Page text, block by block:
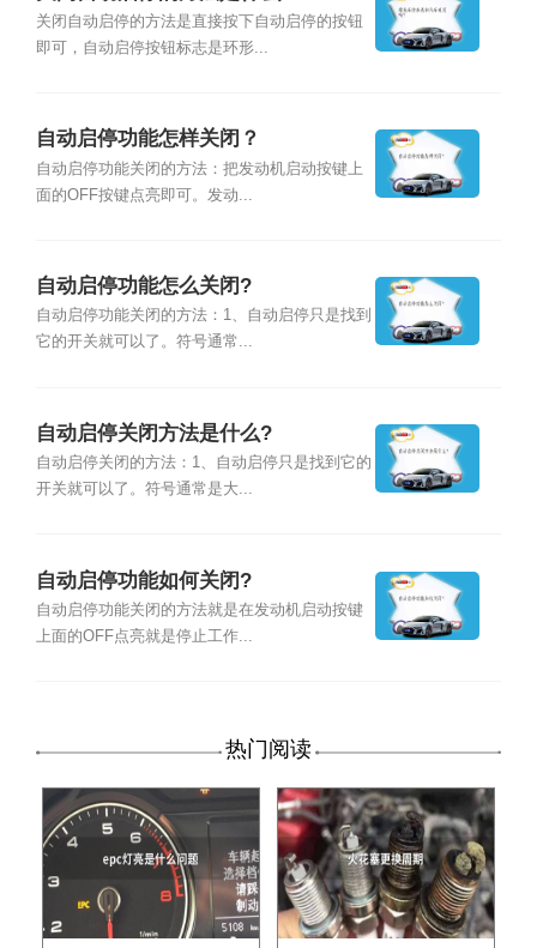
关闭自动启停的方法是直接按下自动启停的按钮
即可，自动启停按钮标志是环形...
自动启停功能怎样关闭？
自动启停功能关闭的方法：把发动机启动按键上
面的OFF按键点亮即可。发动...
自动启停功能怎么关闭?
自动启停功能关闭的方法：1、自动启停只是找到
它的开关就可以了。符号通常...
自动启停关闭方法是什么?
自动启停关闭的方法：1、自动启停只是找到它的
开关就可以了。符号通常是大...
自动启停功能如何关闭?
自动启停功能关闭的方法就是在发动机启动按键
上面的OFF点亮就是停止工作...
热门阅读